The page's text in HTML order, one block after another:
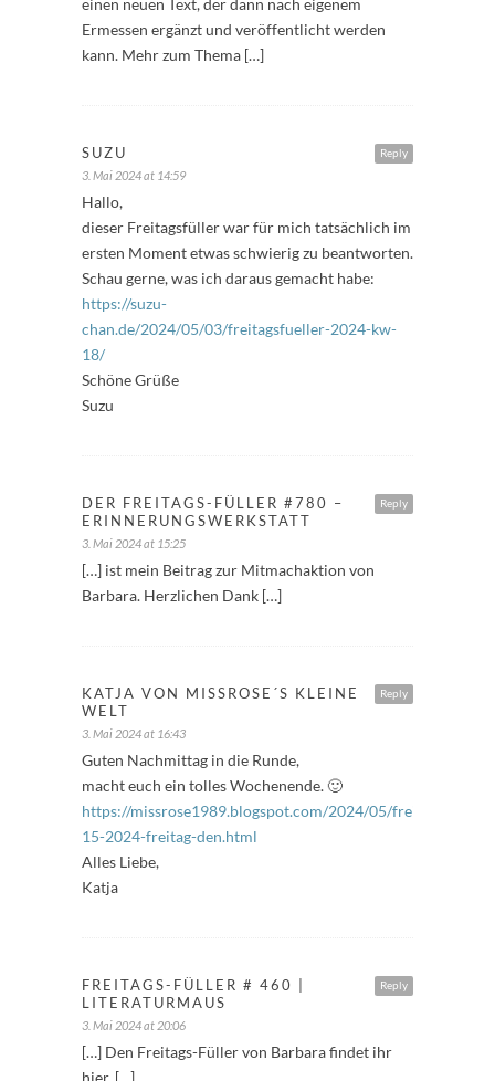
Ermessen ergänzt und veröffentlicht werden
kann. Mehr zum Thema […]
Reply
SUZU
3. Mai 2024 at 14:59
Hallo,
dieser Freitagsfüller war für mich tatsächlich im
ersten Moment etwas schwierig zu beantworten.
Schau gerne, was ich daraus gemacht habe:
https://suzu-
chan.de/2024/05/03/freitagsfueller-2024-kw-
18/
Schöne Grüße
Suzu
Reply
DER FREITAGS-FÜLLER #780 –
ERINNERUNGSWERKSTATT
3. Mai 2024 at 15:25
[…] ist mein Beitrag zur Mitmachaktion von
Barbara. Herzlichen Dank […]
Reply
KATJA VON MISSROSE´S KLEINE
WELT
3. Mai 2024 at 16:43
Guten Nachmittag in die Runde,
macht euch ein tolles Wochenende. 🙂
https://missrose1989.blogspot.com/2024/05/freitagfuller-
15-2024-freitag-den.html
Alles Liebe,
Katja
Reply
FREITAGS-FÜLLER # 460 |
LITERATURMAUS
3. Mai 2024 at 20:06
[…] Den Freitags-Füller von Barbara findet ihr
hier. […]